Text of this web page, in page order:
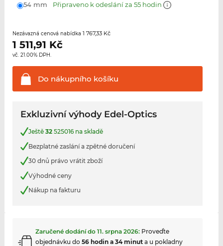
54 mm Připraveno k odeslání za 55 hodin
Nezávazná cenová nabídka 1 767,33 Kč
1 511,91 Kč
vč. 21.00% DPH.
Do nákupního košíku
Exkluzivní výhody Edel-Optics
Ještě 32525016 na skladě
Bezplatné zaslání a zpětné doručení
30 dnů právo vrátit zboží
Výhodné ceny
Nákup na fakturu
Zaručené dodání do 11. srpna 2026: Proveďte
objednávku do 56 hodin a 34 minuta u pokladny